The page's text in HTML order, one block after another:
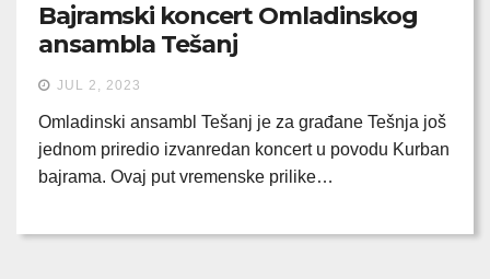
Bajramski koncert Omladinskog
ansambla Tešanj
JUL 2, 2023
Omladinski ansambl Tešanj je za građane Tešnja još
jednom priredio izvanredan koncert u povodu Kurban
bajrama. Ovaj put vremenske prilike…